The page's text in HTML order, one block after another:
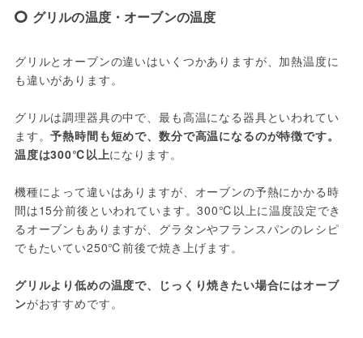
グリルの温度・オーブンの温度
グリルとオーブンの違いはいくつかありますが、加熱温度に
も違いがあります。
グリルは調理器具の中で、最も高温になる器具といわれてい
ます。予熱時間も短めで、数分で高温になるのが特徴です。
温度は300℃以上になります。
機種によって違いはありますが、オーブンの予熱にかかる時
間は15分前後といわれています。300℃以上に温度設定でき
るオーブンもありますが、グラタンやフランスパンのレシピ
でもたいてい250℃前後で焼き上げます。
グリルより低めの温度で、じっくり焼きたい場合にはオーブ
ンがおすすめです。